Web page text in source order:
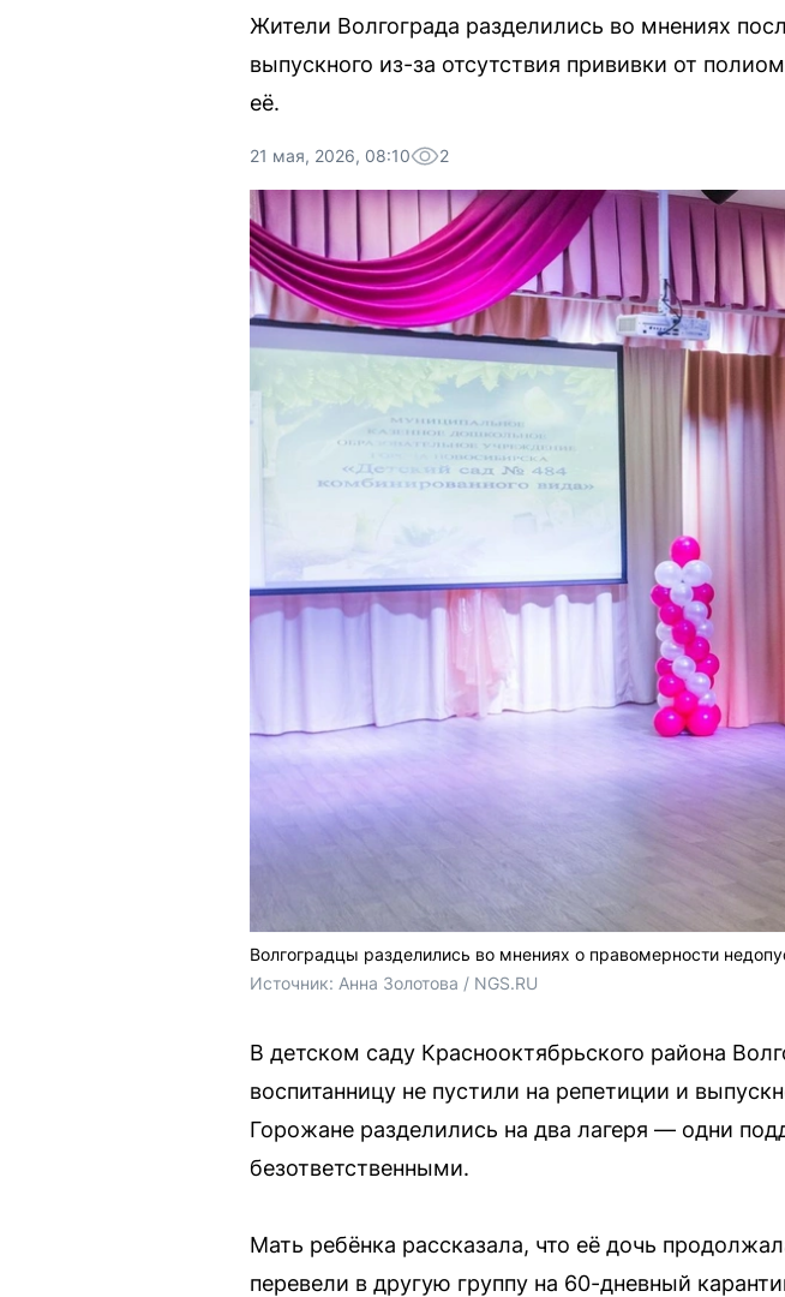
Жители Волгограда разделились во мнениях
выпускного из-за отсутствия прививки от
её.
21 мая, 2026, 08:10 2
Волгоградцы разделились во мнениях о правомерности
Источник: Анна Золотова / NGS.RU
В детском саду Краснооктябрьского района
воспитанницу не пустили на репетиции и
Горожане разделились на два лагеря — одни
безответственными.
Мать ребёнка рассказала, что её дочь
перевели в другую группу на 60-дневный